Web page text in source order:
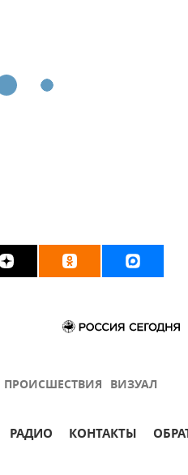
ПРОИСШЕСТВИЯ ВИЗУАЛ
РАДИО КОНТАКТЫ